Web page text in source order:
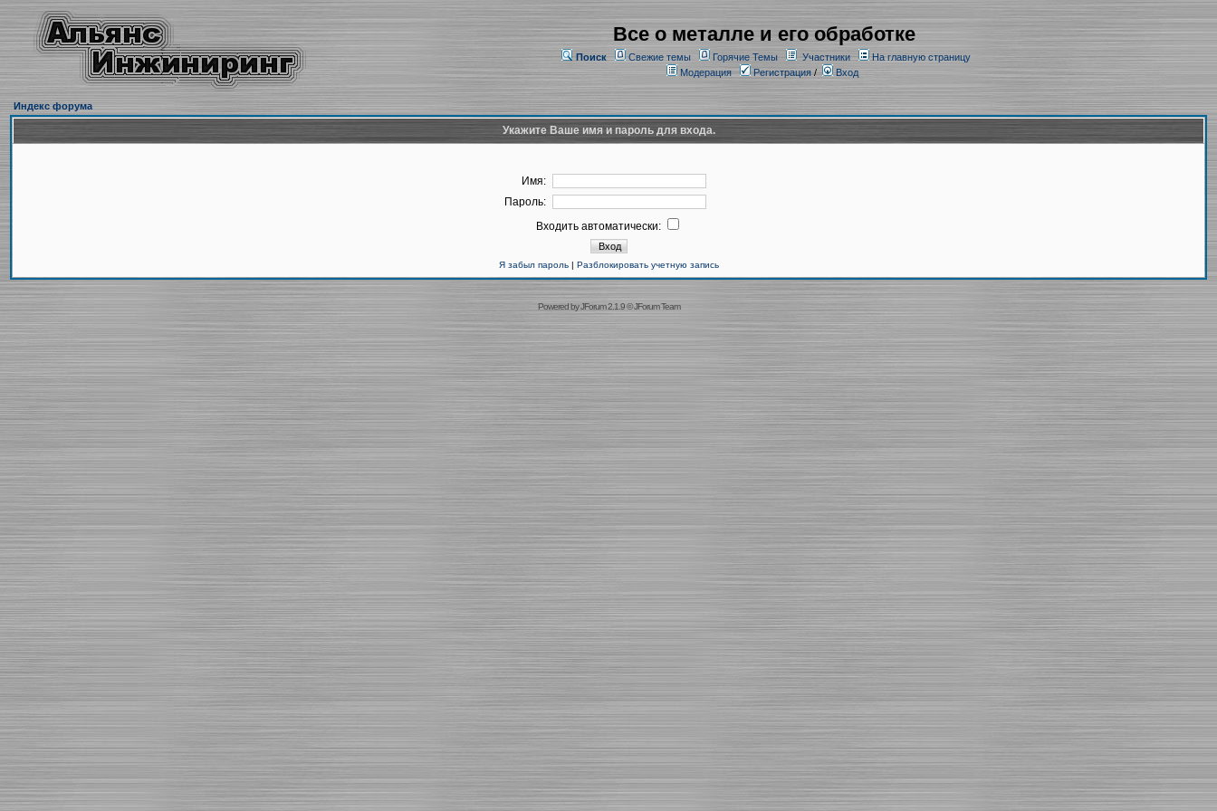
Все о металле и его обработке
Поиск Свежие темы Горячие Темы Участники
На главную страницу
Модерация
Регистрация/ Вход
Индекс форума
Укажите Ваше имя и пароль для входа.
Имя:
Пароль:
Входить автоматически:
Я забыл пароль| Разблокировать учетную запись
Powered byJForum 2.1.9©JForum Team